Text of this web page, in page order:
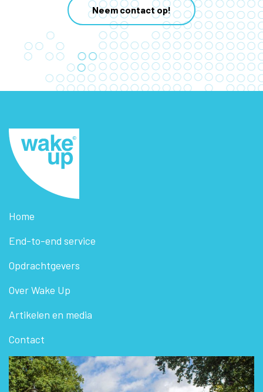
Neem contact op!
Home
End-to-end service
Opdrachtgevers
Over Wake Up
Artikelen en media
Contact